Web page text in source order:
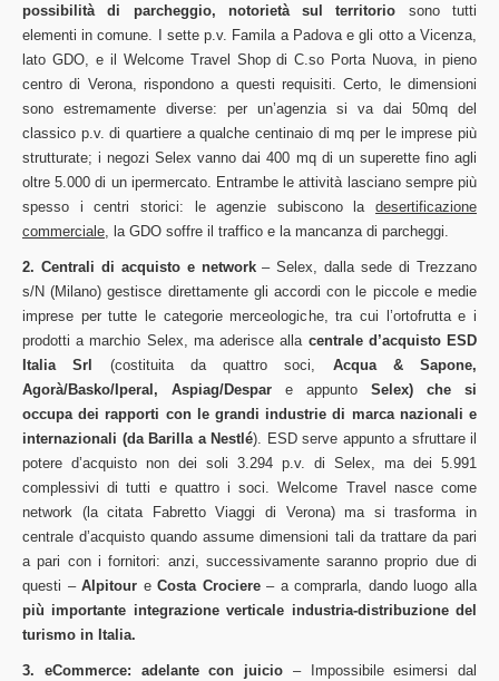
possibilità di parcheggio, notorietà sul territorio sono tutti
elementi in comune. I sette p.v. Famila a Padova e gli otto a Vicenza,
lato GDO, e il Welcome Travel Shop di C.so Porta Nuova, in pieno
centro di Verona, rispondono a questi requisiti. Certo, le dimensioni
sono estremamente diverse: per un’agenzia si va dai 50mq del
classico p.v. di quartiere a qualche centinaio di mq per le imprese più
strutturate; i negozi Selex vanno dai 400 mq di un superette fino agli
oltre 5.000 di un ipermercato. Entrambe le attività lasciano sempre più
spesso i centri storici: le agenzie subiscono la desertificazione
commerciale, la GDO soffre il traffico e la mancanza di parcheggi.
2. Centrali di acquisto e network– Selex, dalla sede di Trezzano
s/N (Milano) gestisce direttamente gli accordi con le piccole e medie
imprese per tutte le categorie merceologiche, tra cui l’ortofrutta e i
prodotti a marchio Selex, ma aderisce alla centrale d’acquisto ESD
Italia Srl (costituita da quattro soci, Acqua & Sapone,
Agorà/Basko/Iperal, Aspiag/Despar e appunto Selex) che si
occupa dei rapporti con le grandi industrie di marca nazionali e
internazionali (da Barilla a Nestlé). ESD serve appunto a sfruttare il
potere d’acquisto non dei soli 3.294 p.v. di Selex, ma dei 5.991
complessivi di tutti e quattro i soci. Welcome Travel nasce come
network (la citata Fabretto Viaggi di Verona) ma si trasforma in
centrale d’acquisto quando assume dimensioni tali da trattare da pari
a pari con i fornitori: anzi, successivamente saranno proprio due di
questi –Alpitour eCosta Crociere– a comprarla, dando luogo alla
più importante integrazione verticale industria-distribuzione del
turismo in Italia.
3. eCommerce: adelante con juicio – Impossibile esimersi dal